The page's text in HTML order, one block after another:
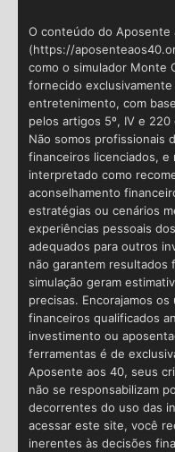
O conteúdo do Aposente
(https://
como o simulador Monte
fornecido
entretenimento, com
pelos artigos 5º, IV e
Não somos profissionais
financeiros licenciados,
interpretado como
aconselhamento
estratégias ou cenários
experiências pessoais
adequados para outros
não garantem resultados
simulação geram
precisas. Encorajamos
financeiros qualificados
investimento ou
ferramentas é de
Aposente aos 40, seus
não se responsabilizam
decorrentes do uso das
acessar este site, você
inerentes às decisões